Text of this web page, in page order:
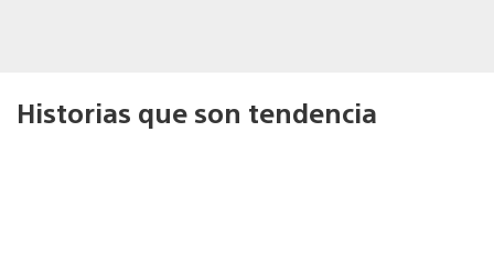
Historias que son tendencia